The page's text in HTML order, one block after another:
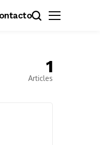
1
Articles